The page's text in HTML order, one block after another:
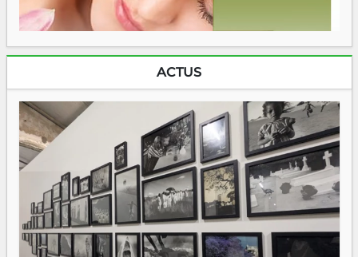
ACTUS